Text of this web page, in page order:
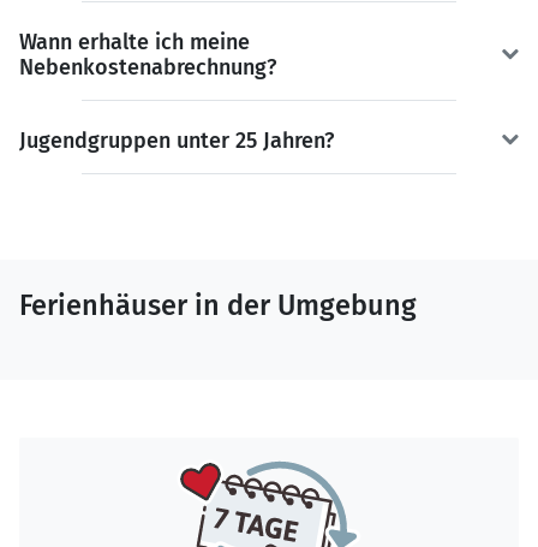
Wann erhalte ich meine
Nebenkostenabrechnung?
Jugendgruppen unter 25 Jahren?
Ferienhäuser in der Umgebung